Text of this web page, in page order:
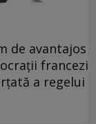
de avantajos
francezi
a regelui